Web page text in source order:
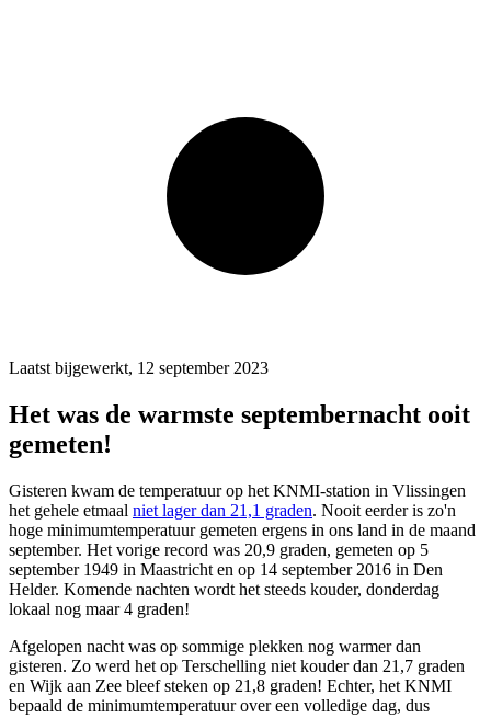
Laatst bijgewerkt, 12 september 2023
Het was de warmste septembernacht ooit
gemeten!
Gisteren kwam de temperatuur op het KNMI-station in Vlissingen
het gehele etmaal niet lager dan 21,1 graden. Nooit eerder is zo'n
hoge minimumtemperatuur gemeten ergens in ons land in de maand
september. Het vorige record was 20,9 graden, gemeten op 5
september 1949 in Maastricht en op 14 september 2016 in Den
Helder. Komende nachten wordt het steeds kouder, donderdag
lokaal nog maar 4 graden!
Afgelopen nacht was op sommige plekken nog warmer dan
gisteren. Zo werd het op Terschelling niet kouder dan 21,7 graden
en Wijk aan Zee bleef steken op 21,8 graden! Echter, het KNMI
bepaald de minimumtemperatuur over een volledige dag, dus